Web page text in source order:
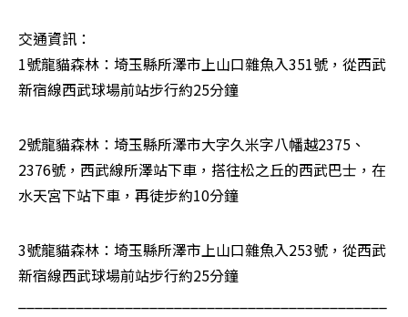
交通資訊：
1號龍貓森林：埼玉縣所澤市上山口雜魚入351號，從西武
新宿線西武球場前站步行約25分鐘
2號龍貓森林：埼玉縣所澤市大字久米字八幡越2375、
2376號，西武線所澤站下車，搭往松之丘的西武巴士，在
水天宮下站下車，再徒步約10分鐘
3號龍貓森林：埼玉縣所澤市上山口雜魚入253號，從西武
新宿線西武球場前站步行約25分鐘